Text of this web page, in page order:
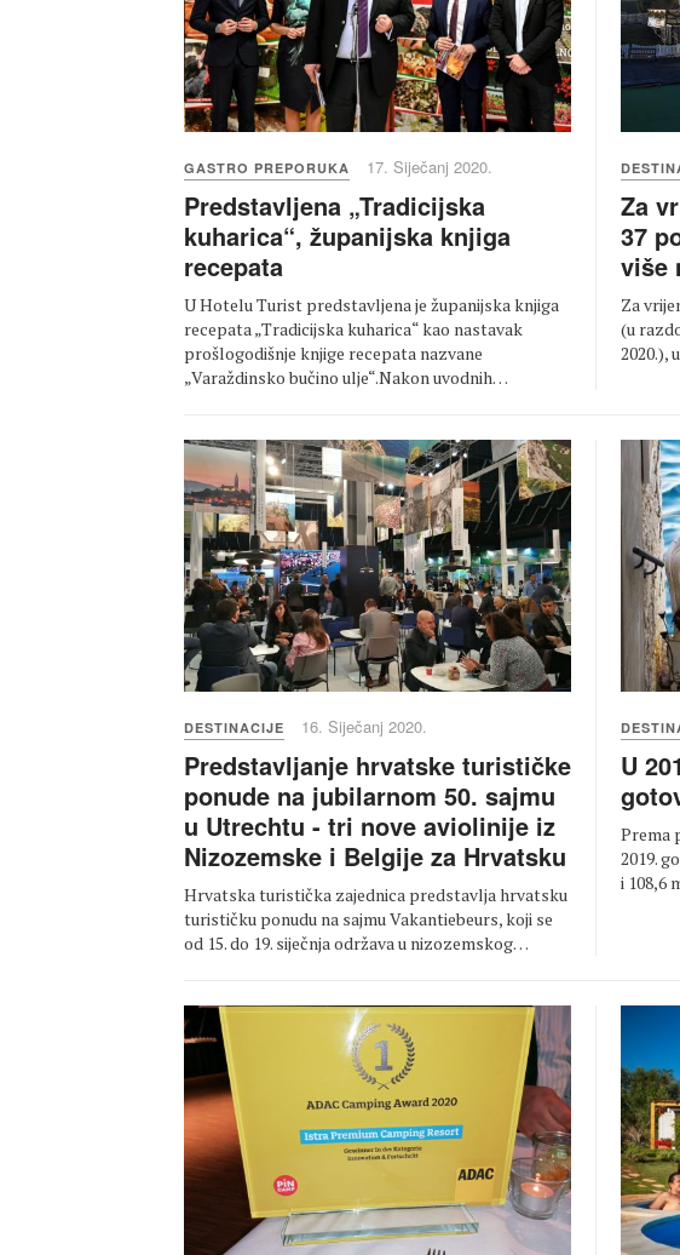
GASTRO PREPORUKA 17. Siječanj 2020.
Predstavljena „Tradicijska
kuharica“, županijska knjiga
recepata
U Hotelu Turist predstavljena je županijska knjiga
recepata „Tradicijska kuharica“ kao nastavak
prošlogodišnje knjige recepata nazvane
„Varaždinsko bučino ulje“.Nakon uvodnih…
Za
37
više
Za
(u
2020.),
DESTINACIJE 16. Siječanj 2020.
Predstavljanje hrvatske turističke
ponude na jubilarnom 50. sajmu
u Utrechtu - tri nove aviolinije iz
Nizozemske i Belgije za Hrvatsku
Hrvatska turistička zajednica predstavlja hrvatsku
turističku ponudu na sajmu Vakantiebeurs, koji se
od 15. do 19. siječnja održava u nizozemskog…
U
Prema
2019.
i 108,6